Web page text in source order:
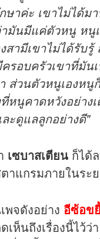
ษาค่ะ เขาไม่ได้ม
มันมีแค่ตัวหนู หนู
สามีเขาไม่ได้รับ
รอบครัวเขาที่มัน
ส่วนตัวหนูเองห
หนูคาดหวังอย่าง
ะดูแลลูกอย่างดี"
เซบาสเตียน ก็ได้
าแกรมภายในระ
พจดังอย่าง อีซ้อข
เห็นถึงเรื่องนี้ไว้ว่า